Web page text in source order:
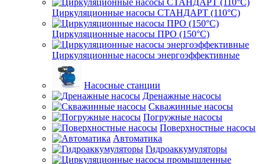
Циркуляционные насосы СТАНДАРТ (110°C)
Циркуляционные насосы ПРО (150°C)
Циркуляционные насосы энергоэффективные
Насосные станции
Дренажные насосы
Скважинные насосы
Погружные насосы
Поверхностные насосы
Автоматика
Гидроаккумуляторы